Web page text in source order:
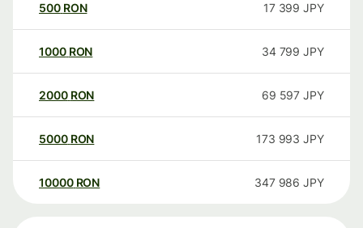
500 RON 17 399 JPY
1000 RON 34 799 JPY
2000 RON 69 597 JPY
5000 RON 173 993 JPY
10000 RON 347 986 JPY